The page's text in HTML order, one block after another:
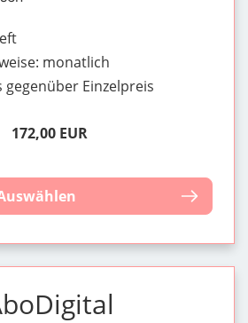
monatlich
gegenüber Einzelpreis
172,00 EUR